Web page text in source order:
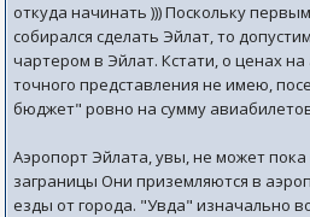
откуда начинать ))) Поскольку
собирался сделать Эйлат, то
чартером в Эйлат. Кстати, о ценах
точного представления не имею,
бюджет" ровно на сумму
Аэропорт Эйлата, увы, не может
заграницы Они приземляются в
езды от города. "Увда" изначально